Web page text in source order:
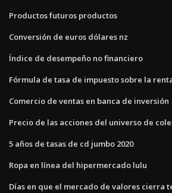
Productos futuros productos
Conversión de euros dólares nz
Índice de desempeño no financiero
Fórmula de tasa de impuesto sobre la
Comercio de ventas en banca de inversión
Precio de las acciones del universo de
5 años de tasas de cd jumbo 2020
Ropa en línea del hipermercado lulu
Días en que el mercado de valores cierra